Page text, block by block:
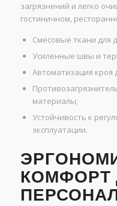
загрязнений и легко
гостиничном,
Смесовые ткани для
Усиленные швы и
Автоматизация кроя
материалы;
Устойчивость к
эксплуатации.
КОМФОРТ